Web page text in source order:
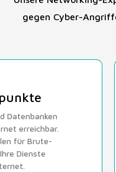
gegen Cyber-
Datenbanken
erreichbar.
für Brute-
Dienste